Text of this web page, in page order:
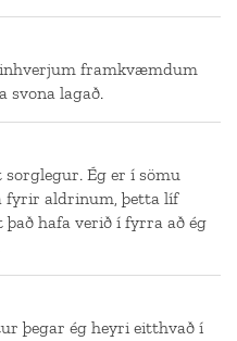
framkvæmdum
svona lagað.
Ég er í sömu
fyrir aldrinum, þetta líf
hafa verið í fyrra að ég
þegar ég heyri eitthvað í